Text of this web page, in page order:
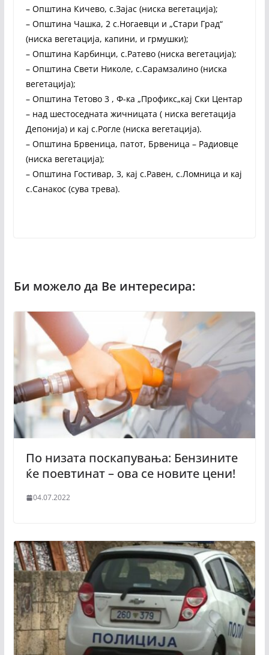
– Општина Кичево, с.Зајас (ниска вегетација);
– Општина Чашка, 2 с.Ногаевци и „Стари Град“
(ниска вегетација, капини, и грмушки);
– Општина Карбинци, с.Ратево (ниска вегетација);
– Општина Свети Николе, с.Сарамзалино (ниска
вегетација);
– Општина Тетово 3 , Ф-ка „Профикс„кај Ски Центар
– над шестоседната жичницата ( ниска вегетација
Депонија) и кај с.Рогле (ниска вегетација).
– Општина Брвеница, патот, Брвеница – Радиовце
(ниска вегетација);
– Општина Гостивар, 3, кај с.Равен, с.Ломница и кај
с.Санакос (сува трева).
По низата поскапувања: Бензините
ќе поевтинат – ова се новите цени!
04.07.2022